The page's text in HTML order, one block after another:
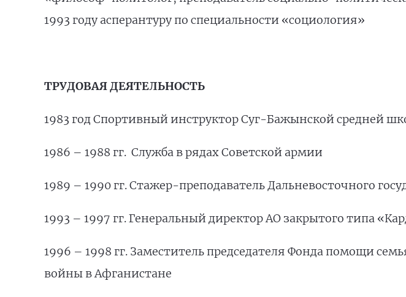
1993 году асперантуру по специальности «социология»
ТРУДОВАЯ ДЕЯТЕЛЬНОСТЬ
1983 год Спортивный инструктор Суг-Бажынской средней
1986 – 1988 гг. Служба в рядах Советской армии
1989 – 1990 гг. Стажер-преподаватель Дальневосточного
1993 – 1997 гг. Генеральный директор АО закрытого типа
1996 – 1998 гг. Заместитель председателя Фонда помощи
войны в Афганистане